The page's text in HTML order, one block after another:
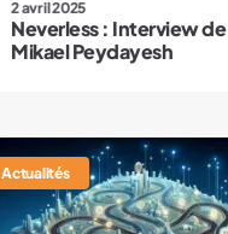
2 avril 2025
Neverless : Interview de
Mikael Peydayesh
Actualités